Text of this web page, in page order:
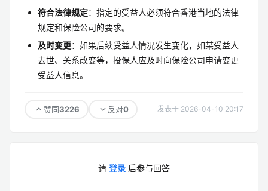
符合法律规定：指定的受益人必须符合香港当地的法律
规定和保险公司的要求。
及时变更：如果后续受益人情况发生变化，如某受益人
去世、关系改变等，投保人应及时向保险公司申请变更
受益人信息。
赞同3226 反对0 发表于 2026-04-10 20:17
请 登录 后参与回答